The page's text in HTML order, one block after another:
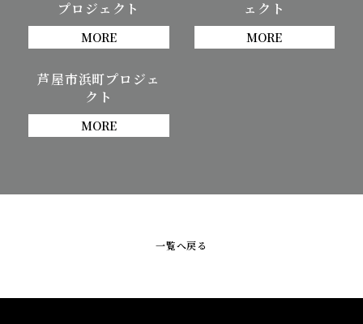
プロジェクト
MORE
ェクト
MORE
芦屋市浜町プロジェ
クト
MORE
一覧へ戻る